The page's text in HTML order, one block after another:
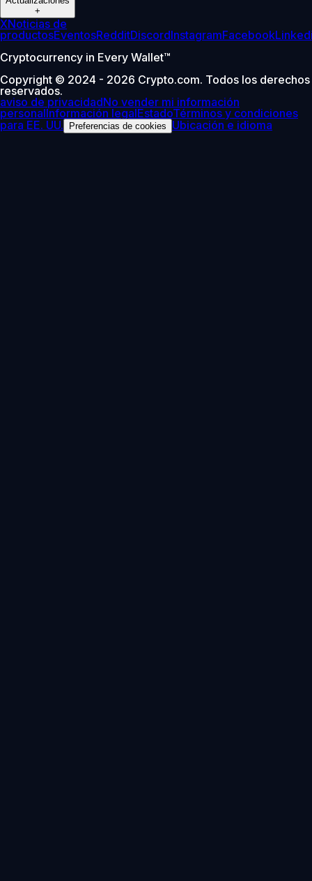
+
XNoticias de
productosEventosRedditDiscordInstagramFacebook
Cryptocurrency in Every Wallet™
Copyright © 2024 - 2026 Crypto.com. Todos los derechos
reservados.
aviso de privacidadNo vender mi información
personalInformación legalEstadoTérminos y condiciones
para EE. UU.
Preferencias de cookies Ubicación e idioma